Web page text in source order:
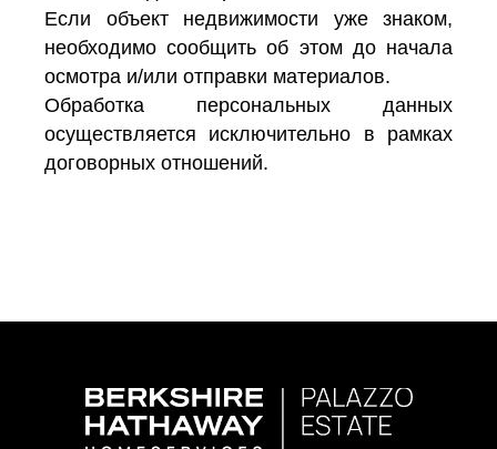
Если объект недвижимости уже знаком,
необходимо сообщить об этом до начала
осмотра и/или отправки материалов.
Обработка персональных данных
осуществляется исключительно в рамках
договорных отношений.